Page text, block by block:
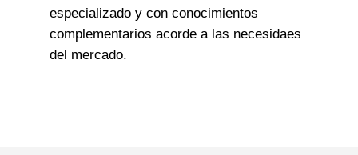
especializado y con conocimientos
complementarios acorde a las necesidaes
del mercado.